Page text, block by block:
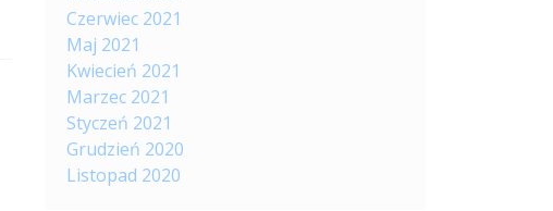
Czerwiec 2021
Maj 2021
Kwiecień 2021
Marzec 2021
Styczeń 2021
Grudzień 2020
Listopad 2020